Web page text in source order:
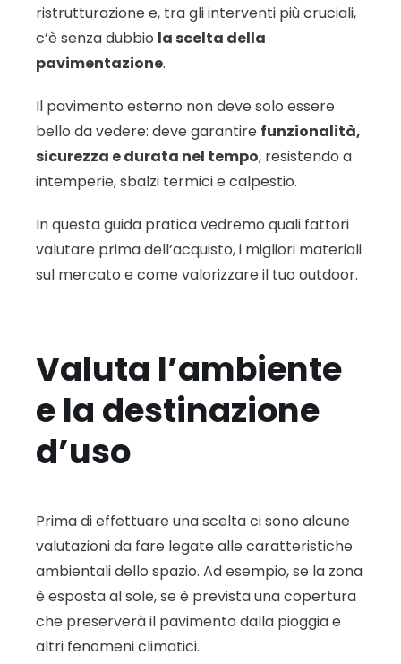
ristrutturazione e, tra gli interventi più cruciali,
c’è senza dubbio la scelta della
pavimentazione.
Il pavimento esterno non deve solo essere
bello da vedere: deve garantire funzionalità,
sicurezza e durata nel tempo, resistendo a
intemperie, sbalzi termici e calpestio.
In questa guida pratica vedremo quali fattori
valutare prima dell’acquisto, i migliori materiali
sul mercato e come valorizzare il tuo outdoor.
Valuta l’ambiente
e la destinazione
d’uso
Prima di effettuare una scelta ci sono alcune
valutazioni da fare legate alle caratteristiche
ambientali dello spazio. Ad esempio, se la zona
è esposta al sole, se è prevista una copertura
che preserverà il pavimento dalla pioggia e
altri fenomeni climatici.